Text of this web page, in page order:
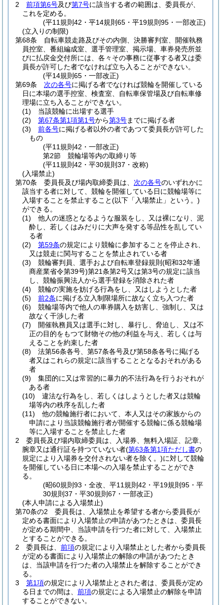
2
前項第6号及び第7号に該当する者の範囲は、委員長が、
これを定める。
(平11規則42・平14規則65・平19規則95・一部改正)
(立入りの制限)
第68条
自転車競走路及びその内側、決勝審判室、開催執務
員控室、番組編成室、選手管理室、掲示場、車券発売所並
びに払戻金交付所には、各々その事務に従事する者又は委
員長が許可した者でなければ立ち入ることができない。
(平14規則65・一部改正)
第69条
次の各号に掲げる者でなければ競輪を開催している
日に本場の選手控室、検査室、自転車保管場及び自転車修
理場に立ち入ることができない。
(1)
当該競輪に出場する選手
(2)
第67条第1項第1号から第3号までに掲げる者
(3)
前各号に掲げる者以外の者であつて委員長が許可した
もの
(平11規則42・一部改正)
第2節
競輪場等内の取締り等
(平11規則42・平30規則37・改称)
(入場禁止)
第70条
委員長及び場内取締委員は、 次の各号のいずれかに
該当する者に対して、競輪を開催している日に競輪場等に
入場することを禁止すること(以下「入場禁止」という。)
ができる。
(1)
他人の迷惑となるような服装をし、又は裸になり、泥
酔し、若しくはみだりに大声を発する等品性を乱してい
る者
(2)
第59条の規定により競輪に参加することを停止され、
又は競走に関与することを禁止されている者
(3)
競輪審判員、選手および自転車登録規則 (昭和32年通
商産業省令第39号)第21条第2号又は第3号の規定に該当
し、競輪振興法人から選手登録を消除された者
(4)
競輪の実施を妨げる行為をし、又はしようとした者
(5)
前2条に掲げる立入制限場所に故なく立ち入つた者
(6)
競輪場等内で他人の車券購入を妨害し、強制し、又は
故なく干渉した者
(7)
開催執務員又は選手に対し、暴行し、脅迫し、又は不
正の目的をもつて財物その他の利益を与え、若しくは与
えることを約束した者
(8)
法第56条各号、第57条各号及び第58条各号に掲げる
者又はこれらの規定に該当することとなるおそれがある
者
(9)
集団的に又は常習的に暴力的不法行為を行うおそれが
ある者
(10)
違法な行為をし、若しくはしようとした者又は競輪
場等内の秩序を乱した者
(11)
他の競輪施行者において、本人又はその家族からの
申請により当該競輪施行者が開催する競輪に係る競輪場
等に入場することを禁止した者
2
委員長及び場内取締委員は、入場券、無料入場証、記章、
腕章又は通行証を持つていない者(第63条第1項ただし書の
規定により入場券を交付されない者を除く。)に対して競輪
を開催している日に本場への入場を禁止することができ
る。
(昭60規則93・全改、平11規則42・平19規則95・平
30規則37・平30規則67・一部改正)
(本人申請による入場禁止)
第70条の2
委員長は、入場禁止を希望する者から委員長が
定める書面により入場禁止の申請があつたときは、委員長
が定める期間中、当該申請を行つた者に対して、入場禁止
とすることができる。
2
委員長は、 前項の規定により入場禁止とした者から委員長
が定める書面により入場禁止の解除の申請があつたとき
は、当該申請を行つた者の入場禁止を解除することができ
る。
3
第1項の規定により入場禁止とされた者は、委員長が定め
る日までの間は、 前項の規定による入場禁止の解除を申請
することができない。